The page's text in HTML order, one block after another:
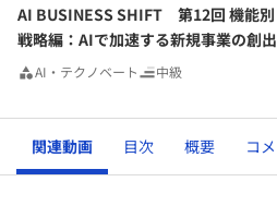
自分にとってのMust to haveが
とまず「週X時間、GLOBIS学
いかがでしょうか？
AI BUSINESS SHIFT 第12回 機能別
戦略編：AIで加速する新規事業の創出
AI・テクノベート 中級
関連動画 目次 概要 コ